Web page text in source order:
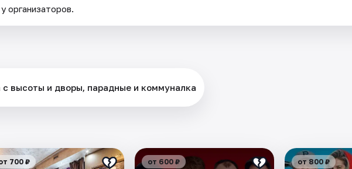
организаторов.
высоты и дворы, парадные и коммуналка
700 ₽ от 600 ₽ от 800 ₽